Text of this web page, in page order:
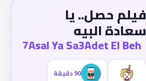
فيلم حصل.. يا
سعادة البيه
7Asal Ya Sa3Adet El Beh
90 دقيقة